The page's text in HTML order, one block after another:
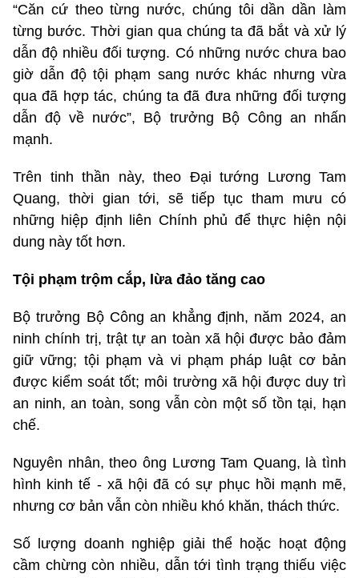
“Căn cứ theo từng nước, chúng tôi dần dần làm
từng bước. Thời gian qua chúng ta đã bắt và xử lý
dẫn độ nhiều đối tượng. Có những nước chưa bao
giờ dẫn độ tội phạm sang nước khác nhưng vừa
qua đã hợp tác, chúng ta đã đưa những đối tượng
dẫn độ về nước”, Bộ trưởng Bộ Công an nhấn
mạnh.
Trên tinh thần này, theo Đại tướng Lương Tam
Quang, thời gian tới, sẽ tiếp tục tham mưu có
những hiệp định liên Chính phủ để thực hiện nội
dung này tốt hơn.
Tội phạm trộm cắp, lừa đảo tăng cao
Bộ trưởng Bộ Công an khẳng định, năm 2024, an
ninh chính trị, trật tự an toàn xã hội được bảo đảm
giữ vững; tội phạm và vi phạm pháp luật cơ bản
được kiểm soát tốt; môi trường xã hội được duy trì
an ninh, an toàn, song vẫn còn một số tồn tại, hạn
chế.
Nguyên nhân, theo ông Lương Tam Quang, là tình
hình kinh tế - xã hội đã có sự phục hồi mạnh mẽ,
nhưng cơ bản vẫn còn nhiều khó khăn, thách thức.
Số lượng doanh nghiệp giải thể hoặc hoạt động
cầm chừng còn nhiều, dẫn tới tình trạng thiếu việc